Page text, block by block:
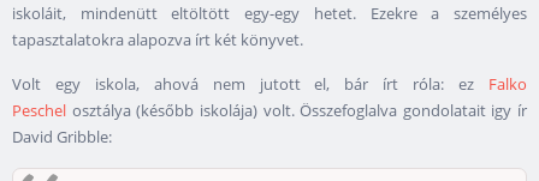
iskoláit, mindenütt eltöltött egy-egy hetet. Ezekre a személyes
tapasztalatokra alapozva írt két könyvet.
Volt egy iskola, ahová nem jutott el, bár írt róla: ez Falko
Peschel osztálya (később iskolája) volt. Összefoglalva gondolatait igy ír
David Gribble: